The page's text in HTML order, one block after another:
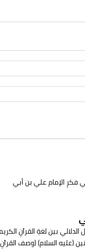
فكرِ الإمام علي بن أبي
الدلالي بين لغةِ القرآنِ
(عليه السلام) (وصف القرآنِ